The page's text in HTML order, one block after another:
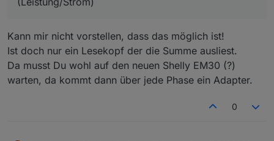
Kann mir nicht vorstellen, dass das möglich ist!
Ist doch nur ein Lesekopf der die Summe ausliest.
Da musst Du wohl auf den neuen Shelly EM30 (?)
warten, da kommt dann über jede Phase ein Adapter.
0